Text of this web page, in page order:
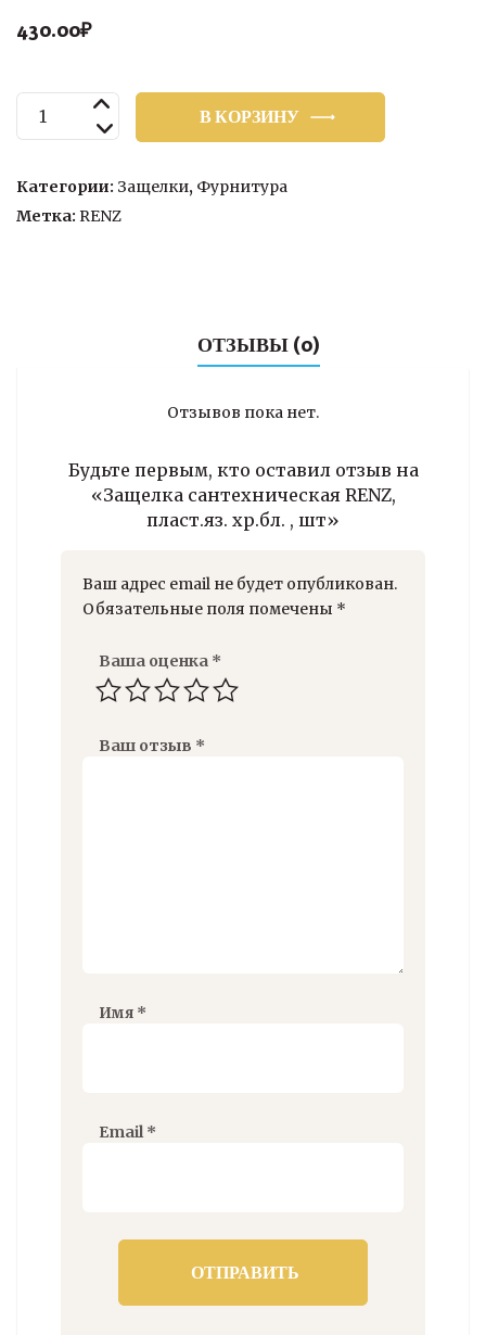
430.00₽
Количество
товара
сантехническая
В КОРЗИНУ
Категории: Защелки, Фурнитура
Метка: RENZ
ОТЗЫВЫ (0)
Отзывов пока нет.
Будьте первым, кто оставил отзыв на
«Защелка сантехническая RENZ,
пласт.яз. хр.бл. , шт»
Ваш адрес email не будет опубликован.
Обязательные поля помечены *
Ваша оценка *
Ваш отзыв *
Имя *
Email *